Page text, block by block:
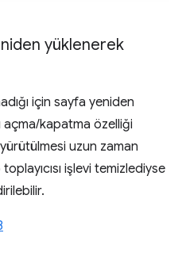
yüklenerek
için sayfa yeniden
açma/kapatma özelliği
uzun zaman
işlevi temizlediyse